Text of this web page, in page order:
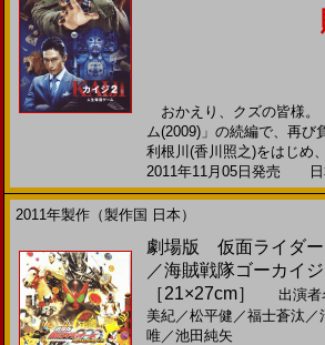
おかえり、クズの皆様。
ム(2009)」の続編で、再び
利根川(香川照之)をはじめ
2011年11月05日発売 日
2011年製作（製作国 日本）
劇場版 仮面ライダ
／海賊戦隊ゴーカイ
［21×27cm］
出演者
美紀／松平健 ／福士蒼汰 ／
唯／池田純矢